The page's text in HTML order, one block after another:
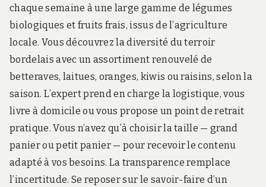
chaque semaine à une large gamme de légumes
biologiques et fruits frais, issus de l’agriculture
locale. Vous découvrez la diversité du terroir
bordelais avec un assortiment renouvelé de
betteraves, laitues, oranges, kiwis ou raisins, selon la
saison. L’expert prend en charge la logistique, vous
livre à domicile ou vous propose un point de retrait
pratique. Vous n’avez qu’à choisir la taille — grand
panier ou petit panier — pour recevoir le contenu
adapté à vos besoins. La transparence remplace
l’incertitude. Se reposer sur le savoir-faire d’un